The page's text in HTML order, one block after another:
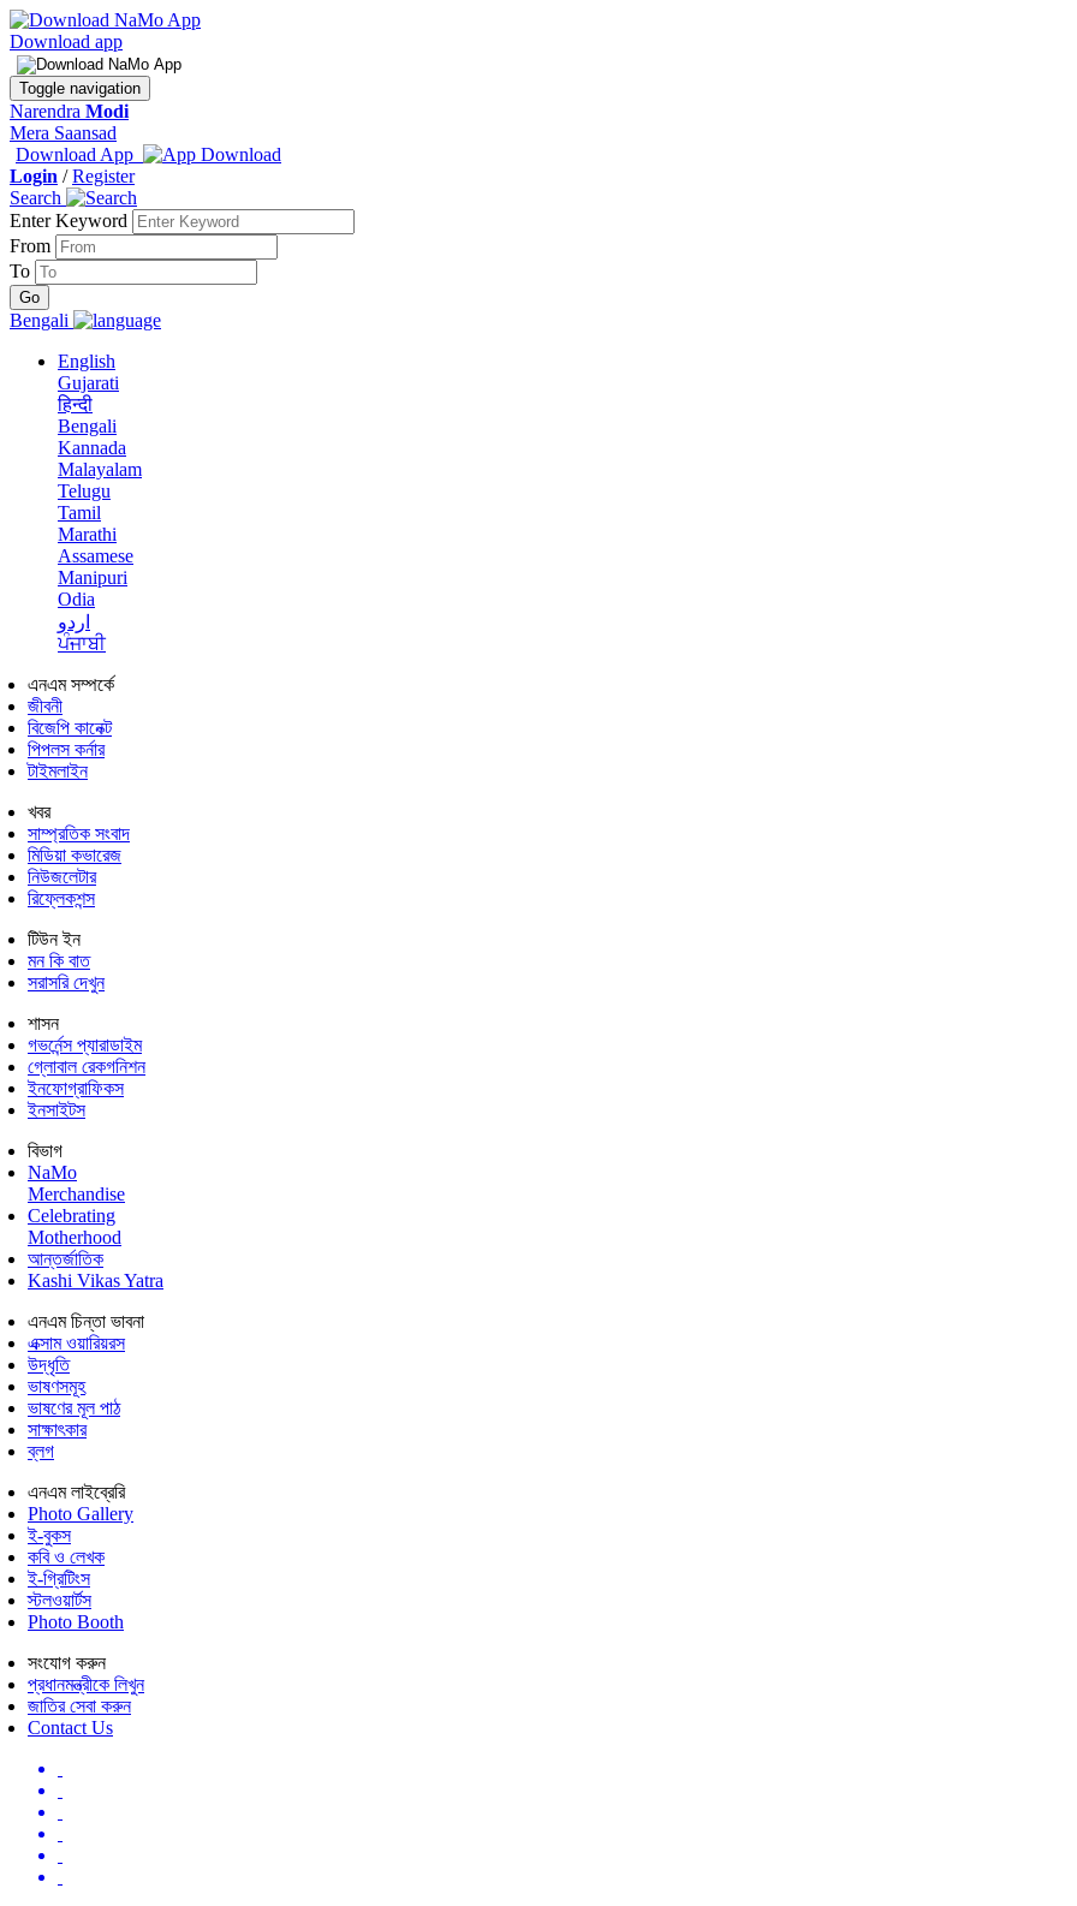
Download app
Toggle navigation
Narendra Modi
Mera Saansad
Download App
Login /Register
Search
Enter Keyword
From
To
Bengali
English
Gujarati
हिन्दी
Bengali
Kannada
Malayalam
Telugu
Tamil
Marathi
Assamese
Manipuri
Odia
اردو
ਪੰਜਾਬੀ
এনএম সম্পর্কে
জীবনী
বিজেপি কানেক্ট
পিপলস কর্নার
টাইমলাইন
খবর
সাম্প্রতিক সংবাদ
মিডিয়া কভারেজ
নিউজলেটার
রিফ্লেকশন্স
টিউন ইন
মন কি বাত
সরাসরি দেখুন
শাসন
গভর্নেন্স প্যারাডাইম
গ্লোবাল রেকগনিশন
ইনফোগ্রাফিকস
ইনসাইটস
বিভাগ
NaMo
Merchandise
Celebrating
Motherhood
আন্তর্জাতিক
Kashi Vikas Yatra
এনএম চিন্তা ভাবনা
এক্সাম ওয়ারিয়রস
উদ্ধৃতি
ভাষণসমূহ
ভাষণের মূল পাঠ
সাক্ষাৎকার
ব্লগ
এনএম লাইব্রেরি
Photo Gallery
ই-বুকস
কবি ও লেখক
ই-গ্রিটিংস
স্টলওয়ার্টস
Photo Booth
সংযোগ করুন
প্রধানমন্ত্রীকে লিখুন
জাতির সেবা করুন
Contact Us